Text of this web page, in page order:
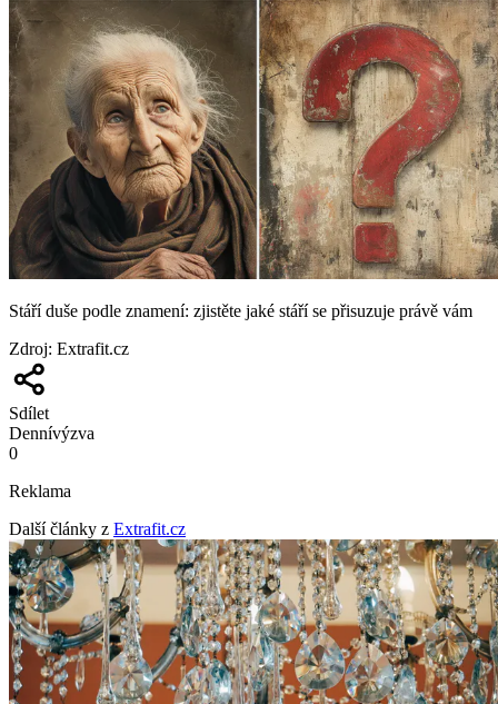
Stáří duše podle znamení: zjistěte jaké stáří se přisuzuje právě vám
Zdroj: Extrafit.cz
Sdílet
Dennívýzva
0
Reklama
Další články z Extrafit.cz